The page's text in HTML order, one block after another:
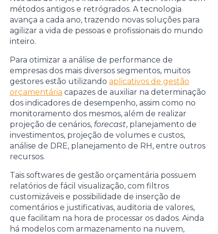
métodos antigos e retrógrados. A tecnologia
avança a cada ano, trazendo novas soluções para
agilizar a vida de pessoas e profissionais do mundo
inteiro.
Para otimizar a análise de performance de
empresas dos mais diversos segmentos, muitos
gestores estão utilizando aplicativos de gestão
orçamentária capazes de auxiliar na determinação
dos indicadores de desempenho, assim como no
monitoramento dos mesmos, além de realizar
projeção de cenários, forecast, planejamento de
investimentos, projeção de volumes e custos,
análise de DRE, planejamento de RH, entre outros
recursos.
Tais softwares de gestão orçamentária possuem
relatórios de fácil visualização, com filtros
customizáveis e possibilidade de inserção de
comentários e justificativas, auditoria de valores,
que facilitam na hora de processar os dados. Ainda
há modelos com armazenamento na nuvem,